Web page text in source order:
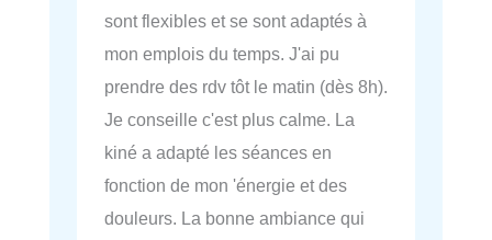
sont flexibles et se sont adaptés à
mon emplois du temps. J'ai pu
prendre des rdv tôt le matin (dès 8h).
Je conseille c'est plus calme. La
kiné a adapté les séances en
fonction de mon 'énergie et des
douleurs. La bonne ambiance qui